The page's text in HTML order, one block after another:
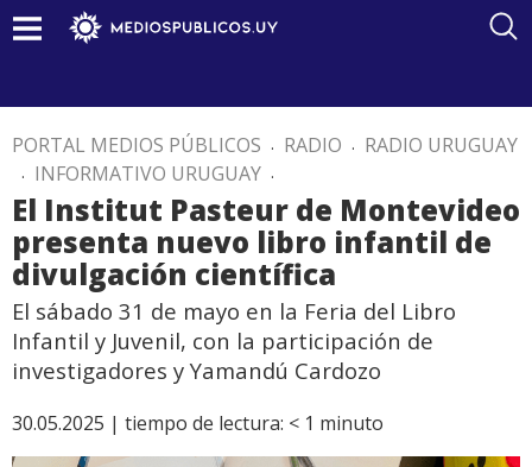
PORTAL MEDIOS PÚBLICOS . RADIO . RADIO URUGUAY
. INFORMATIVO URUGUAY .
El Institut Pasteur de Montevideo
presenta nuevo libro infantil de
divulgación científica
El sábado 31 de mayo en la Feria del Libro
Infantil y Juvenil, con la participación de
investigadores y Yamandú Cardozo
30.05.2025 | tiempo de lectura: < 1 minuto